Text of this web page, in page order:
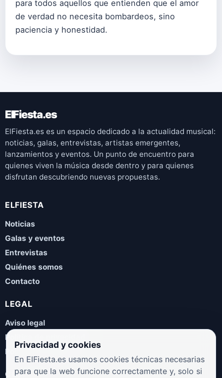
para todos aquellos que entienden que el amor
de verdad no necesita bombardeos, sino
paciencia y honestidad.
ElFiesta.es
ElFiesta.es es un espacio dedicado a la actualidad musical:
noticias, galas, entrevistas, artistas emergentes,
lanzamientos y eventos. Un punto de encuentro para
quienes viven la música desde dentro y para quienes
disfrutan descubriendo nuevas propuestas.
ELFIESTA
Noticias
Galas y eventos
Entrevistas
Quiénes somos
Contacto
LEGAL
Aviso legal
Política de privacidad
Política de cookies
COLABORA
Privacidad y cookies
En ElFiesta.es usamos cookies técnicas necesarias
para que la web funcione correctamente y, solo si